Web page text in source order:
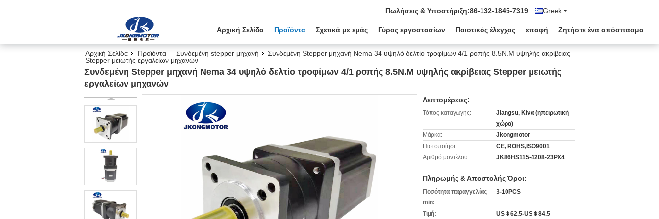
Greek
Πωλήσεις & Υποστήριξη:86-132-1845-7319
Αρχική Σελίδα Προϊόντα Σχετικά με εμάς Γύρος εργοστασίων Ποιοτικός έλεγχος επαφή Ζητήστε ένα απόσπασμα
Αρχική Σελίδα Προϊόντα Συνδεμένη stepper μηχανή
Συνδεμένη Stepper μηχανή Nema 34 υψηλό δελτίο τροφίμων 4/1 ροπής 8.5N.M υψηλής ακρίβειας
Stepper μειωτής εργαλείων μηχανών
Συνδεμένη Stepper μηχανή Nema 34 υψηλό δελτίο τροφίμων 4/1 ροπής 8.5N.M υψηλής ακρίβειας Stepper μειωτής
εργαλείων μηχανών
Λεπτομέρειες:
Τόπος καταγωγής:
Jiangsu, Κίνα (ηπειρωτική
χώρα)
Μάρκα:
Jkongmotor
Πιστοποίηση:
CE, ROHS,ISO9001
Αριθμό μοντέλου:
JK86HS115-4208-23PX4
Πληρωμής & Αποστολής Όροι:
Ποσότητα παραγγελίας
min:
3-10PCS
Τιμή: US＄62.5-US＄84.5